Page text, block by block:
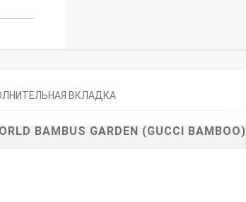
ВКЛАДКА
BAMBUS GARDEN (GUCCI BAMBOO)